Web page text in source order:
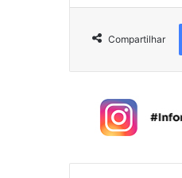
Compartilhar